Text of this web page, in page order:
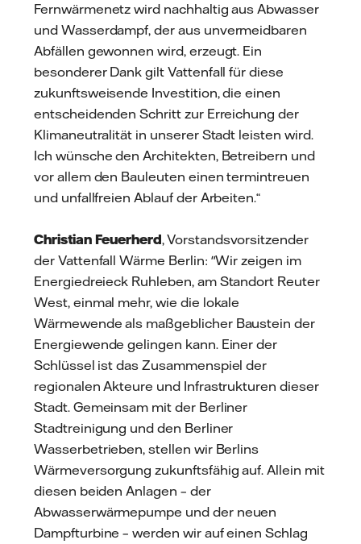
Fernwärmenetz wird nachhaltig aus Abwasser
und Wasserdampf, der aus unvermeidbaren
Abfällen gewonnen wird, erzeugt. Ein
besonderer Dank gilt Vattenfall für diese
zukunftsweisende Investition, die einen
entscheidenden Schritt zur Erreichung der
Klimaneutralität in unserer Stadt leisten wird.
Ich wünsche den Architekten, Betreibern und
vor allem den Bauleuten einen termintreuen
und unfallfreien Ablauf der Arbeiten.“
Christian Feuerherd, Vorstandsvorsitzender
der Vattenfall Wärme Berlin: "Wir zeigen im
Energiedreieck Ruhleben, am Standort Reuter
West, einmal mehr, wie die lokale
Wärmewende als maßgeblicher Baustein der
Energiewende gelingen kann. Einer der
Schlüssel ist das Zusammenspiel der
regionalen Akteure und Infrastrukturen dieser
Stadt. Gemeinsam mit der Berliner
Stadtreinigung und den Berliner
Wasserbetrieben, stellen wir Berlins
Wärmeversorgung zukunftsfähig auf. Allein mit
diesen beiden Anlagen – der
Abwasserwärmepumpe und der neuen
Dampfturbine – werden wir auf einen Schlag